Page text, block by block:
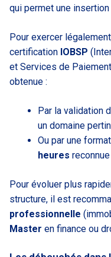
qui permet une
Pour exercer
certification IOBSP
et Services de
obtenue :
Par la validation
un domaine
Ou par une
heures
Pour évoluer plus
structure, il est
professionnelle
Master en finance ou